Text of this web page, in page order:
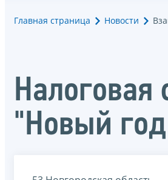
Главная страница Новости
Налоговая
"Новый